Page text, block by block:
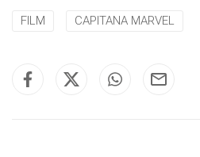
FILM CAPITANA MARVEL